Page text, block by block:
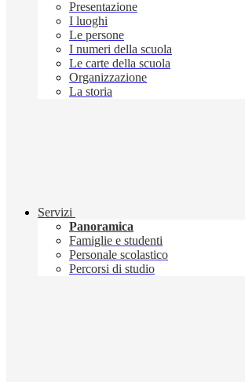
Presentazione
I luoghi
Le persone
I numeri della scuola
Le carte della scuola
Organizzazione
La storia
Servizi
Panoramica
Famiglie e studenti
Personale scolastico
Percorsi di studio